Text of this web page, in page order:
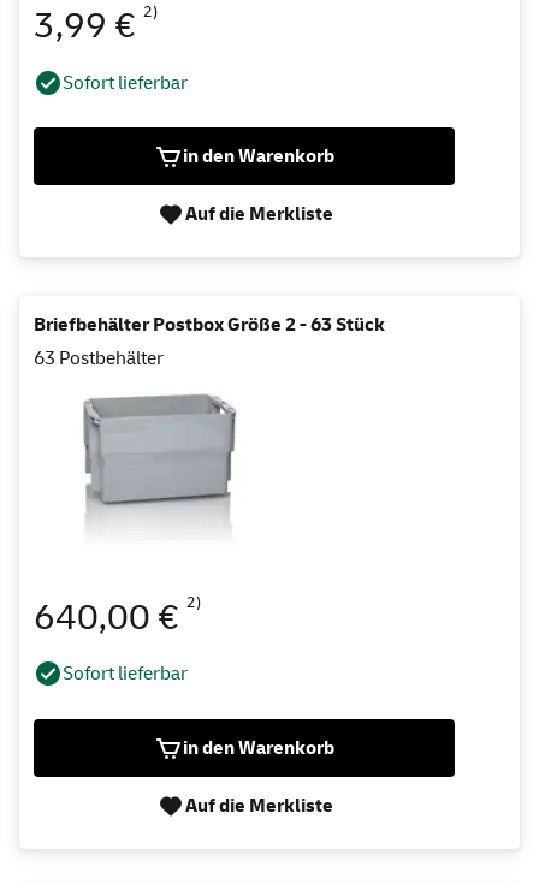
3,99 € 2)
Sofort lieferbar
in den Warenkorb
Auf die Merkliste
Briefbehälter Postbox Größe 2 - 63 Stück
63 Postbehälter
640,00 € 2)
Sofort lieferbar
in den Warenkorb
Auf die Merkliste